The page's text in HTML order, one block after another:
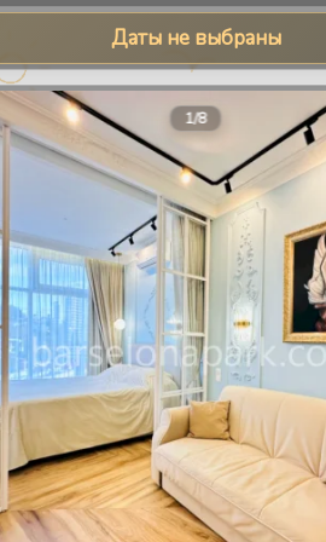
Даты не выбраны
1/8